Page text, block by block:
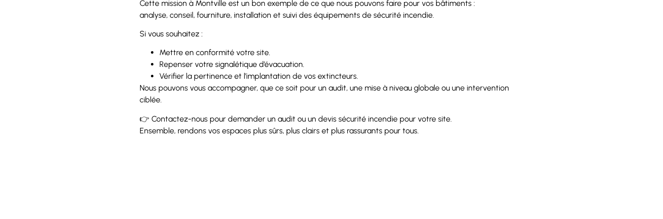
Cette mission à Montville est un bon exemple de ce que nous pouvons faire pour vos bâtiments :
analyse, conseil, fourniture, installation et suivi des équipements de sécurité incendie.
Si vous souhaitez :
Mettre en conformité votre site.
Repenser votre signalétique d’évacuation.
Vérifier la pertinence et l’implantation de vos extincteurs.
Nous pouvons vous accompagner, que ce soit pour un audit, une mise à niveau globale ou une intervention
ciblée.
👉 Contactez-nous pour demander un audit ou un devis sécurité incendie pour votre site.
Ensemble, rendons vos espaces plus sûrs, plus clairs et plus rassurants pour tous.